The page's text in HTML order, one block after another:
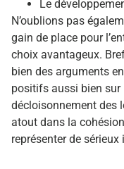
Le
N’oublions pas
gain de place pour
choix avantageux.
bien des arguments
positifs aussi bien sur
décloisonnement des
atout dans la
représenter de